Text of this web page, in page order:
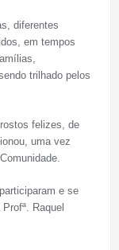
diferentes
em tempos
trilhado pelos
felizes, de
uma vez
e se
Raquel